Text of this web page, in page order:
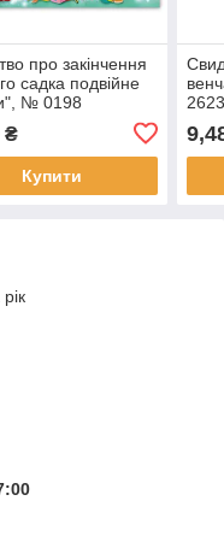
про закінчення
садка подвійне
№ 0198
₴
Купити